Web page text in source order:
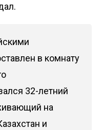
в комнату
32-летний
на
и